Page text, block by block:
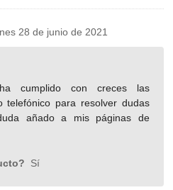
28 de junio de 2021
cumplido con creces las
telefónico para resolver dudas
añado a mis páginas de
Sí